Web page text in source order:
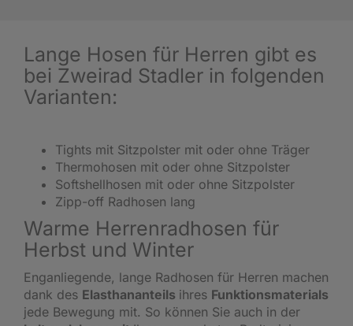
Lange Hosen für Herren gibt es
bei Zweirad Stadler in folgenden
Varianten:
Tights mit Sitzpolster mit oder ohne Träger
Thermohosen mit oder ohne Sitzpolster
Softshellhosen mit oder ohne Sitzpolster
Zipp-off Radhosen lang
Warme Herrenradhosen für
Herbst und Winter
Enganliegende, lange Radhosen für Herren machen
dank des Elasthananteils ihres Funktionsmaterials
jede Bewegung mit. So können Sie auch in der